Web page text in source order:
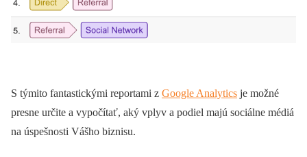
S týmito fantastickými reportami z Google Analytics je možné
presne určite a vypočítať, aký vplyv a podiel majú sociálne médiá
na úspešnosti Vášho biznisu.